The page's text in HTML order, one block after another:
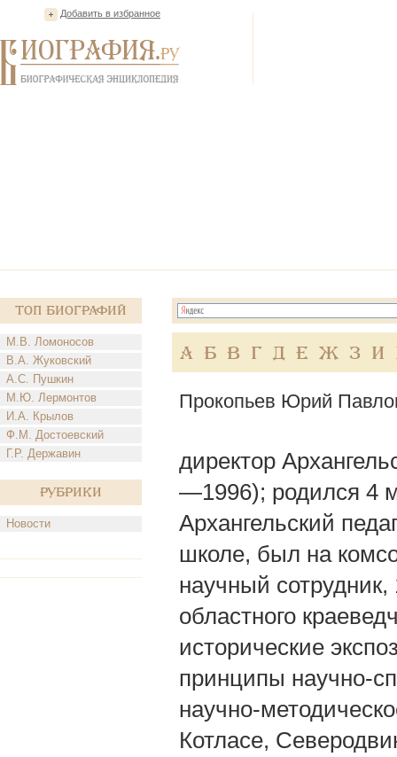
Добавить в избранное
Топ Биографий
М.В. Ломоносов
В.А. Жуковский
А.С. Пушкин
М.Ю. Лермонтов
И.А. Крылов
Ф.М. Достоевский
Г.Р. Державин
Рубрики
Новости
А Б В Г Д Е Ж З И
Прокопьев Юрий
директор
—1996); родился 4
Архангельский
школе, был на
научный
областного
исторические
принципы научно-
научно-
Котласе,